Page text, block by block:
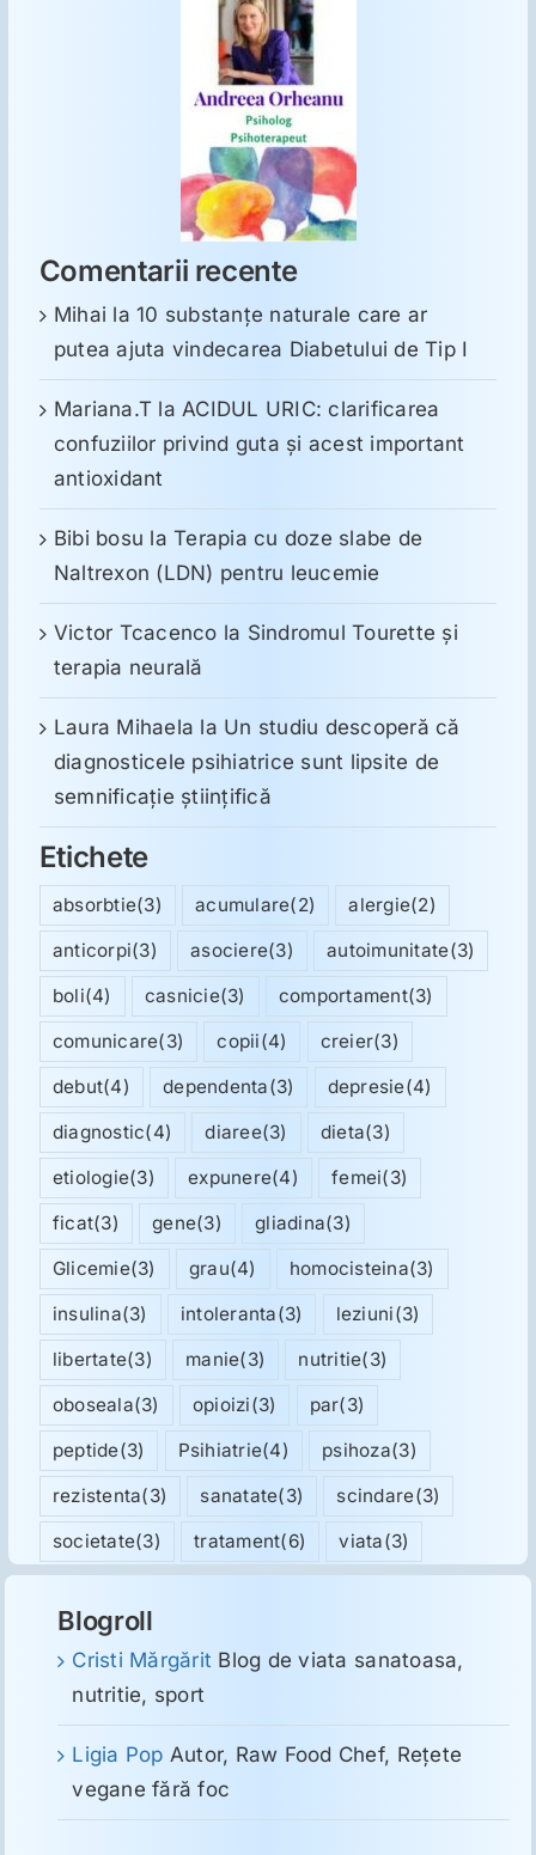
Comentarii recente
Mihai la10 substanţe naturale care ar
putea ajuta vindecarea Diabetului de Tip I
Mariana.T la ACIDUL URIC: clarificarea
confuziilor privind guta și acest important
antioxidant
Bibi bosu laTerapia cu doze slabe de
Naltrexon (LDN) pentru leucemie
Victor Tcacenco la Sindromul Tourette şi
terapia neurală
Laura Mihaela la Un studiu descoperă că
diagnosticele psihiatrice sunt lipsite de
semnificație științifică
Etichete
absorbtie(3) acumulare(2) alergie(2)
anticorpi(3) asociere(3) autoimunitate(3)
boli(4) casnicie(3) comportament(3)
comunicare(3) copii(4) creier(3)
debut(4) dependenta(3) depresie(4)
diagnostic(4) diaree(3) dieta(3)
etiologie(3) expunere(4) femei(3)
ficat(3) gene(3) gliadina(3)
Glicemie(3) grau(4) homocisteina(3)
insulina(3) intoleranta(3) leziuni(3)
libertate(3) manie(3) nutritie(3)
oboseala(3) opioizi(3) par(3)
peptide(3) Psihiatrie(4) psihoza(3)
rezistenta(3) sanatate(3) scindare(3)
societate(3) tratament(6) viata(3)
Blogroll
Cristi Mărgărit Blog de viata sanatoasa,
nutritie, sport
Ligia Pop Autor, Raw Food Chef, Reţete
vegane fără foc